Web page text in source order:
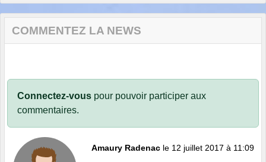
COMMENTEZ LA NEWS
Connectez-vous pour pouvoir participer aux
commentaires.
Amaury Radenac le 12 juillet 2017 à 11:09